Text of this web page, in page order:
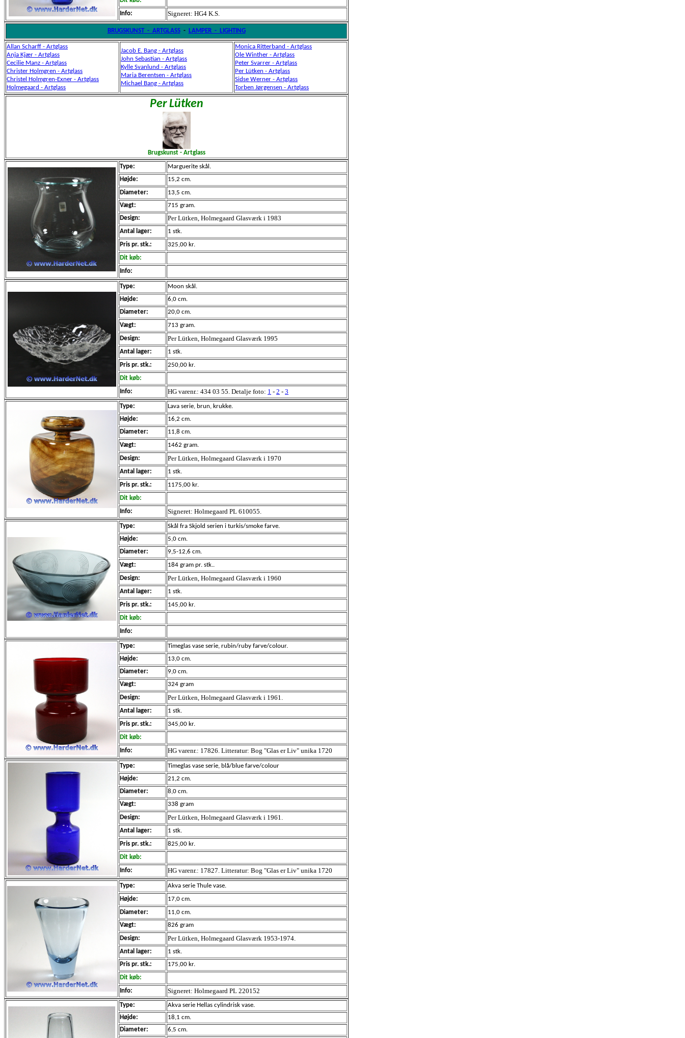
Info:
Signeret: HG4 K.S.
BRUGSKUNST - ARTGLASS- LAMPER - LIGHTING
Allan Scharff - Artglass
Anja Kjær - Artglass
Cecilie Manz - Artglass
Christer Holmgren - Artglass
Christel Holmgren-Exner - Artglass
Holmegaard - Artglass
Jacob E. Bang - Artglass
John Sebastian - Artglass
Kylle Svanlund - Artglass
Maria Berentsen - Artglass
Michael Bang - Artglass
Monica Ritterband - Artglass
Ole Winther - Artglass
Peter Svarrer - Artglass
Per Lütken - Artglass
Sidse Werner - Artglass
Torben Jørgensen - Artglass
Per Lütken
Brugskunst - Artglass
Type: Marguerite skål.
Højde:
15,2 cm.
Diameter:
13,5 cm.
Vægt:
715 gram.
Design:
Per Lütken, Holmegaard Glasværk i 1983
Antal lager:
1 stk.
Pris pr. stk.:
325,00 kr.
Dit køb:
Info:
Type: Moon skål.
Højde:
6,0 cm.
Diameter:
20,0 cm.
Vægt:
713 gram.
Design:
Per Lütken, Holmegaard Glasværk 1995
Antal lager:
1 stk.
Pris pr. stk.:
250,00 kr.
Dit køb:
Info:
HG varenr.: 434 03 55. Detalje foto: 1 - 2 - 3
Type: Lava serie, brun, krukke.
Højde:
16,2 cm.
Diameter:
11,8 cm.
Vægt:
1462 gram.
Design:
Per Lütken, Holmegaard Glasværk i 1970
Antal lager:
1 stk.
Pris pr. stk.:
1175,00 kr.
Dit køb:
Info:
Signeret: Holmegaard PL 610055.
Type: Skål fra Skjold serien i turkis/smoke farve.
Højde:
5,0 cm.
Diameter:
9,5-12,6 cm.
Vægt:
184 gram pr. stk..
Design:
Per Lütken, Holmegaard Glasværk i 1960
Antal lager:
1 stk.
Pris pr. stk.:
145,00 kr.
Dit køb:
Info:
Type: Timeglas vase serie, rubin/ruby farve/colour.
Højde:
13,0 cm.
Diameter:
9,0 cm.
Vægt:
324 gram
Design:
Per Lütken, Holmegaard Glasværk i 1961.
Antal lager:
1 stk.
Pris pr. stk.:
345,00 kr.
Dit køb:
Info:
HG varenr.: 17826. Litteratur: Bog "Glas er Liv" unika 1720
Type:
Timeglas vase serie, blå/blue farve/colour
Højde:
21,2 cm.
Diameter:
8,0 cm.
Vægt:
338 gram
Design:
Per Lütken, Holmegaard Glasværk i 1961.
Antal lager:
1 stk.
Pris pr. stk.:
825,00 kr.
Dit køb:
Info:
HG varenr.: 17827. Litteratur: Bog "Glas er Liv" unika 1720
Type: Akva serie Thule vase.
Højde:
17,0 cm.
Diameter:
11,0 cm.
Vægt:
826 gram
Design:
Per Lütken, Holmegaard Glasværk 1953-1974.
Antal lager:
1 stk.
Pris pr. stk.:
175,00 kr.
Dit køb:
Info:
Signeret: Holmegaard PL 220152
Type:
Akva serie Hellas cylindrisk vase.
Højde:
18,1 cm.
Diameter:
6,5 cm.